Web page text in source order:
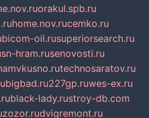
orakul.spb.ru
home.nov.rucemko.ru
bicom-oil.rusuperiorsearch.ru
sn-hram.rusenovosti.ru
technosaratov.ru
bigbad.ru227gp.ruwes-ex.ru
black-lady.rustroy-db.com
zozor.rudvigremont.ru